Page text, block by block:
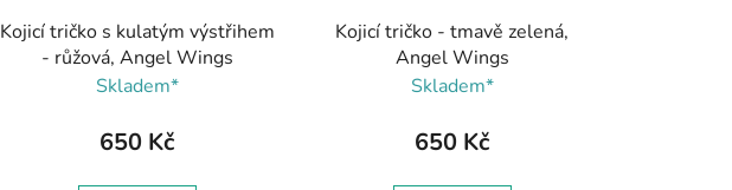
Kojicí tričko s kulatým výstřihem
- růžová, Angel Wings
Skladem*
650 Kč
Kojicí tričko - tmavě zelená,
Angel Wings
Skladem*
650 Kč